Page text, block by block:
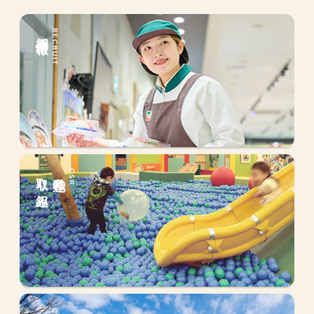
RECRUIT
採用情報
CSR
私達の
取り組み
会社情報